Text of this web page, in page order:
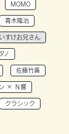
MOMO
青木隆治
すけお兄さん
ノ
佐藤竹善
× Ｎ響
クラシック